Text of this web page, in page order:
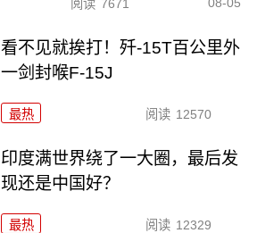
阅读 7671
看不见就挨打！歼-15T百公里外
一剑封喉F-15J
最热 阅读 12570
印度满世界绕了一大圈，最后发
现还是中国好？
最热 阅读 12329